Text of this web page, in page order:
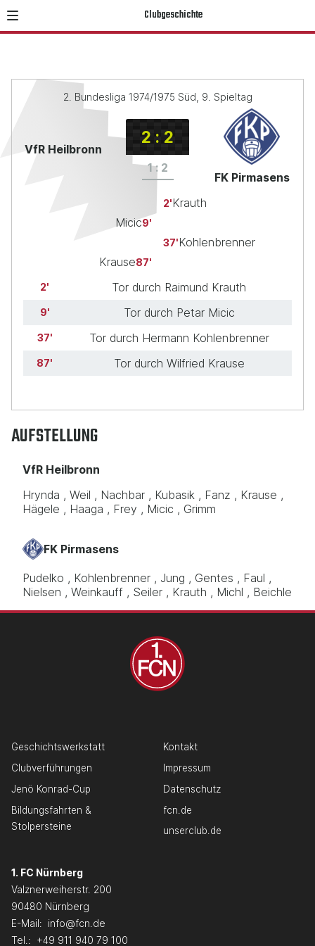
Clubgeschichte
2. Bundesliga 1974/1975 Süd, 9. Spieltag
VfR Heilbronn
2 : 2
1 : 2
FK Pirmasens
Krauth
2
Micic9
Kohlenbrenner
37
Krause87
2 Tor durch Raimund Krauth
9 Tor durch Petar Micic
37 Tor durch Hermann Kohlenbrenner
87 Tor durch Wilfried Krause
AUFSTELLUNG
VfR Heilbronn
Hrynda
Weil Nachbar Kubasik Fanz
Krause
Hägele
Haaga Frey Micic Grimm
FK Pirmasens
Pudelko Kohlenbrenner Jung Gentes
Faul
Nielsen
Weinkauff Seiler Krauth Michl Beichle
Geschichtswerkstatt
Clubverführungen
Jenö Konrad-Cup
Bildungsfahrten &
Stolpersteine
Kontakt
Impressum
Datenschutz
fcn.de
unserclub.de
1. FC Nürnberg
Valznerweiherstr. 200
90480 Nürnberg
E-Mail: info@fcn.de
Tel.: +49 911 940 79 100